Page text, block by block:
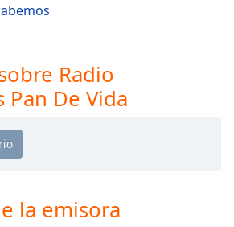
Radio
Pan De Vida
la emisora